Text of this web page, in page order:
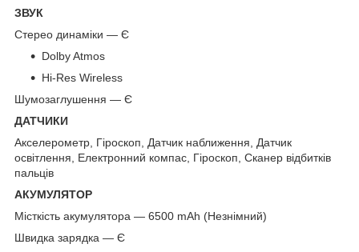
ЗВУК
Стерео динаміки — Є
Dolby Atmos
Hi-Res Wireless
Шумозаглушення — Є
ДАТЧИКИ
Акселерометр, Гіроскоп, Датчик наближення, Датчик
освітлення, Електронний компас, Гіроскоп, Сканер відбитків
пальців
АКУМУЛЯТОР
Місткість акумулятора — 6500 mAh (Незнімний)
Швидка зарядка — Є